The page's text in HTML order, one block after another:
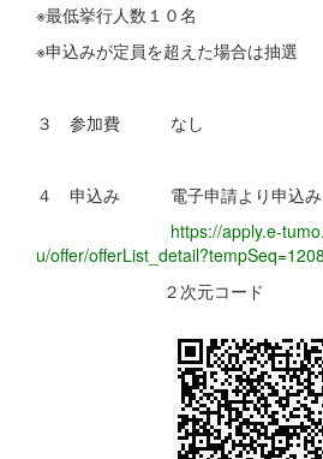
※最低挙行人数１０名
※申込みが定員を超えた場合は抽選
３ 参加費 なし
４ 申込み 電子申請より申込み
https://apply.e-
u/offer/
２次元コード